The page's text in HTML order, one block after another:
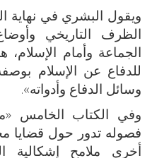
الظرف التاريخي
الجماعة وأمام
للدفاع عن الإسلام
وسائل الدفاع وأدواته».
وفي الكتاب الخامس
فصوله تدور حول قضايا
أخرى ملامح إشكالية